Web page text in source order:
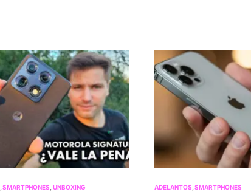
SMARTPHONES UNBOXING ADELANTOS SMARTPHONES